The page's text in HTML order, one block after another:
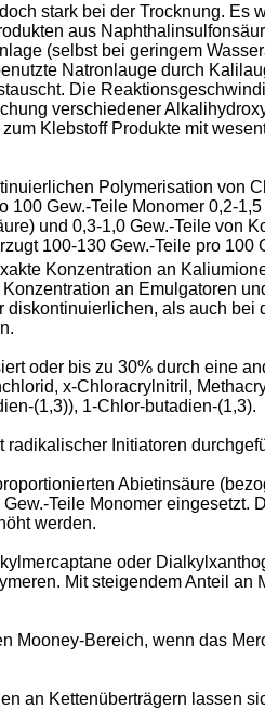
stark bei der Trocknung. Es
aus
(selbst bei geringem
Natronlauge durch
Die
verschiedener
Klebstoff Produkte mit
Polymerisation von
Gew.-Teile Monomer 0,2-
und 0,3-1,0 Gew.-Teile von
100-130 Gew.-Teile pro
Konzentration an
an Emulgatoren
als auch
oder bis zu 30% durch eine
x-Chloracrylnitril,
(1,3)), 1-Chlor-butadien-(1,3).
Initiatoren
Abietinsäure
Teile Monomer
werden.
oder
Mit steigendem Anteil
Bereich, wenn das
an Kettenüberträgern lassen